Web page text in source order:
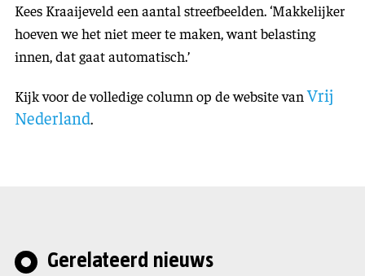
Kees Kraaijeveld een aantal streefbeelden.‘Makkelijker
hoeven we het niet meer te maken, want belasting
innen, dat gaat automatisch.’
Kijk voor de volledige column op de website vanVrij
Nederland.
Gerelateerd nieuws